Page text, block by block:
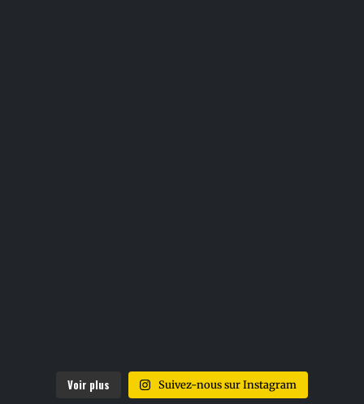
Voir plus Suivez-nous sur Instagram